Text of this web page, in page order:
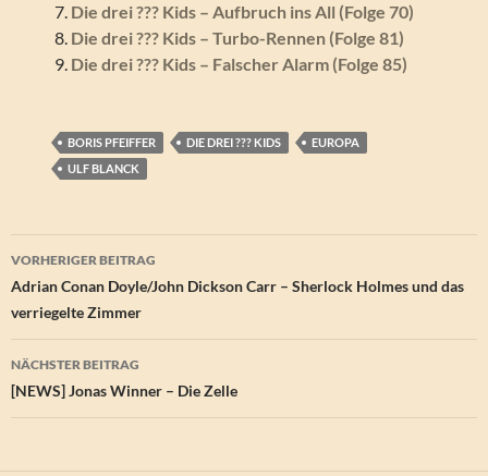
Die drei ??? Kids – Aufbruch ins All (Folge 70)
Die drei ??? Kids – Turbo-Rennen (Folge 81)
Die drei ??? Kids – Falscher Alarm (Folge 85)
BORIS PFEIFFER DIE DREI ??? KIDS
EUROPA
ULF BLANCK
Beitragsnavigation
VORHERIGER BEITRAG
Adrian Conan Doyle/John Dickson Carr – Sherlock Holmes und das
verriegelte Zimmer
NÄCHSTER BEITRAG
[NEWS] Jonas Winner – Die Zelle